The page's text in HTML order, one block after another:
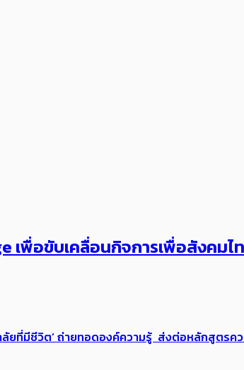
เพื่อขับเคลื่อนกิจการเพื่อสังคมไ
ที่มีชีวิต’ ถ่ายทอดองค์ความรู้ ส่งต่อหลักสูตรค